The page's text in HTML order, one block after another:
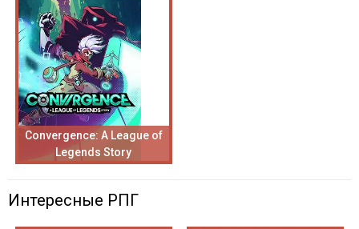
Convergence: A League of
Legends Story
Интересные РПГ